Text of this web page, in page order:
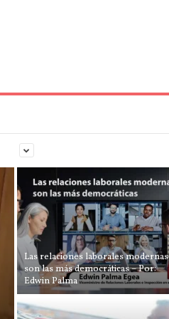
Las relaciones laborales modernas
son las más democráticas – Por:
Edwin Palma